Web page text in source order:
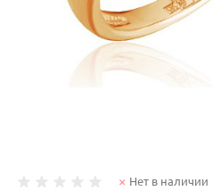
Нет в наличии